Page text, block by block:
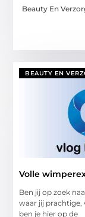
Beauty En
BEAUTY EN
Volle
Ben jij op zoek
waar jij prachtige,
ben je hier op de